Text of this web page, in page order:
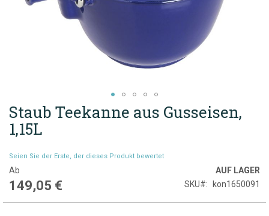
Zum
Anfang
der
springen
Staub Teekanne aus Gusseisen,
1,15L
Seien Sie der Erste, der dieses Produkt bewertet
Ab
149,05 €
AUF LAGER
SKU
kon1650091